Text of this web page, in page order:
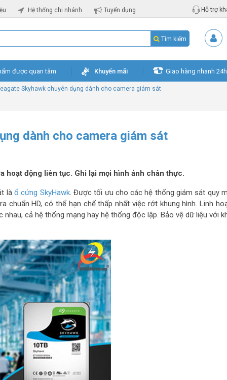
Hệ thống chi nhánh Tuyển dụng Hỗ trợ
Tìm kiếm
được quan tâm Khuyến mãi Giao hàng nhanh 24h
Skyhawk chuyên dụng dành cho camera giám sát
dành cho camera giám sát
hoạt động liên tục. Ghi lại mọi hình ảnh chân thực.
là ổ cứng SkyHawk. Được tối ưu cho các hệ thống giám sát quy
chuẩn HD, có thể hạn chế thấp nhất việc rớt khung hình. Linh
cả hệ thống mạng hay hệ thống độc lập. Bảo vệ dữ liệu với